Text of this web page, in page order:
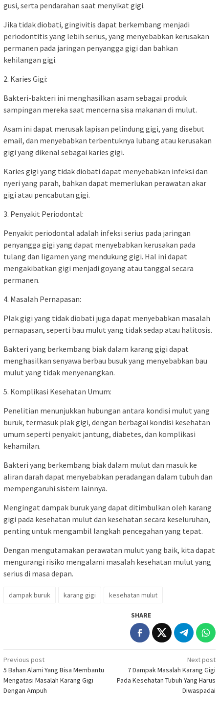
gusi, serta pendarahan saat menyikat gigi.
Jika tidak diobati, gingivitis dapat berkembang menjadi
periodontitis yang lebih serius, yang menyebabkan kerusakan
permanen pada jaringan penyangga gigi dan bahkan
kehilangan gigi.
2. Karies Gigi:
Bakteri-bakteri ini menghasilkan asam sebagai produk
sampingan mereka saat mencerna sisa makanan di mulut.
Asam ini dapat merusak lapisan pelindung gigi, yang disebut
email, dan menyebabkan terbentuknya lubang atau kerusakan
gigi yang dikenal sebagai karies gigi.
Karies gigi yang tidak diobati dapat menyebabkan infeksi dan
nyeri yang parah, bahkan dapat memerlukan perawatan akar
gigi atau pencabutan gigi.
3. Penyakit Periodontal:
Penyakit periodontal adalah infeksi serius pada jaringan
penyangga gigi yang dapat menyebabkan kerusakan pada
tulang dan ligamen yang mendukung gigi. Hal ini dapat
mengakibatkan gigi menjadi goyang atau tanggal secara
permanen.
4. Masalah Pernapasan:
Plak gigi yang tidak diobati juga dapat menyebabkan masalah
pernapasan, seperti bau mulut yang tidak sedap atau halitosis.
Bakteri yang berkembang biak dalam karang gigi dapat
menghasilkan senyawa berbau busuk yang menyebabkan bau
mulut yang tidak menyenangkan.
5. Komplikasi Kesehatan Umum:
Penelitian menunjukkan hubungan antara kondisi mulut yang
buruk, termasuk plak gigi, dengan berbagai kondisi kesehatan
umum seperti penyakit jantung, diabetes, dan komplikasi
kehamilan.
Bakteri yang berkembang biak dalam mulut dan masuk ke
aliran darah dapat menyebabkan peradangan dalam tubuh dan
mempengaruhi sistem lainnya.
Mengingat dampak buruk yang dapat ditimbulkan oleh karang
gigi pada kesehatan mulut dan kesehatan secara keseluruhan,
penting untuk mengambil langkah pencegahan yang tepat.
Dengan mengutamakan perawatan mulut yang baik, kita dapat
mengurangi risiko mengalami masalah kesehatan mulut yang
serius di masa depan.
dampak buruk karang gigi kesehatan mulut
SHARE
Post
navigation
Previous post
5 Bahan Alami Yang Bisa Membantu
Mengatasi Masalah Karang Gigi
Dengan Ampuh
Next post
7 Dampak Masalah Karang Gigi
Pada Kesehatan Tubuh Yang Harus
Diwaspadai